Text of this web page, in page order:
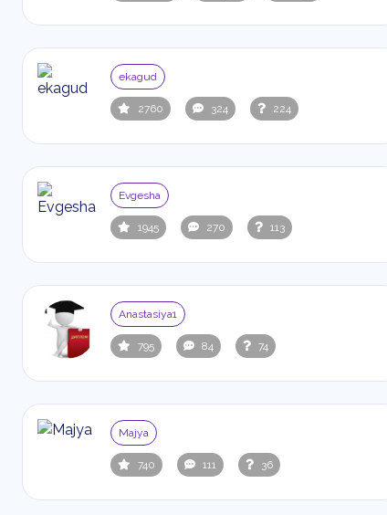
ekagud
2760 324 224
Evgesha
1945 270 113
Anastasiya1
795 84 74
Majya
740 111 36